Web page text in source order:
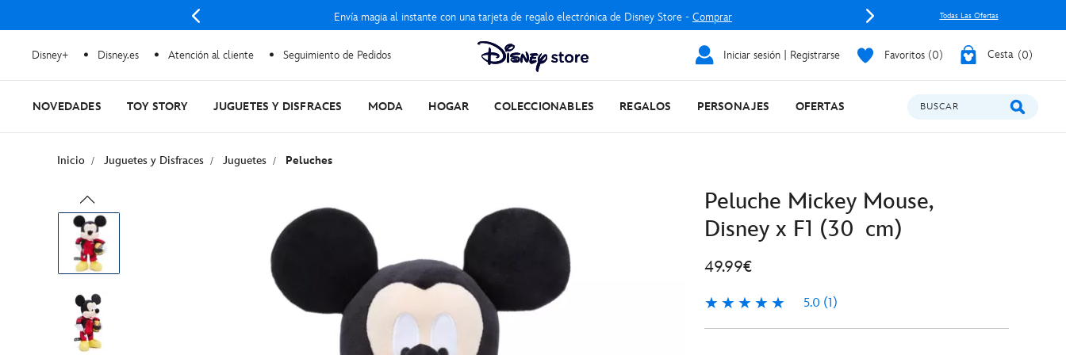
Envía magia al instante con una tarjeta de regalo electrónica de Disney Store - Comprar Todas Las Ofertas
Disney+ Disney.es Atención al cliente Seguimiento de Pedidos Iniciar sesión | Registrarse Favoritos 0 Cesta 0
NOVEDADES TOY STORY JUGUETES Y DISFRACES MODA HOGAR COLECCIONABLES REGALOS PERSONAJES OFERTAS BUSCAR
Inicio Juguetes y Disfraces Juguetes Peluches
Peluche Mickey Mouse,
Disney x F1 (30 cm)
49.99€
5.0 (1)
5.0